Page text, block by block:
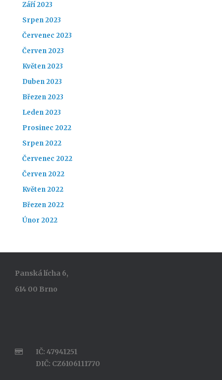
Září 2023
Srpen 2023
Červenec 2023
Červen 2023
Květen 2023
Duben 2023
Březen 2023
Leden 2023
Prosinec 2022
Srpen 2022
Červenec 2022
Červen 2022
Květen 2022
Březen 2022
Únor 2022
Panská lícha 6,
614 00 Brno
IČ: 47941251
DIČ: CZ6106111770